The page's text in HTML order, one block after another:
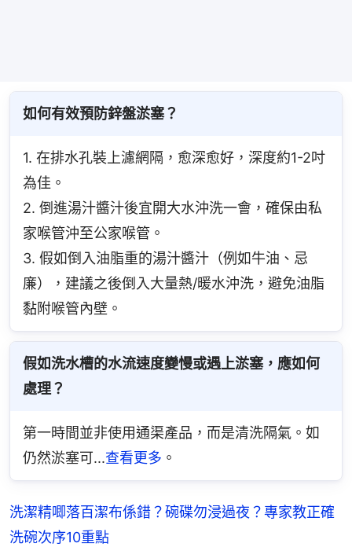
如何有效預防鋅盤淤塞？
1. 在排水孔裝上濾網隔，愈深愈好，深度約1-2吋
為佳。
2. 倒進湯汁醬汁後宜開大水沖洗一會，確保由私
家喉管沖至公家喉管。
3. 假如倒入油脂重的湯汁醬汁（例如牛油、忌
廉），建議之後倒入大量熱/暖水沖洗，避免油脂
黏附喉管內壁。
假如洗水槽的水流速度變慢或遇上淤塞，應如何
處理？
第一時間並非使用通渠產品，而是清洗隔氣。如
仍然淤塞可...查看更多 。
洗潔精唧落百潔布係錯？碗碟勿浸過夜？專家教正確
洗碗次序10重點